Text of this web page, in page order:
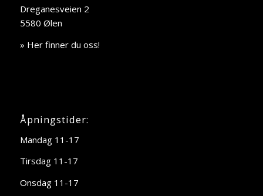
Dreganesveien 2
5580 Ølen
» Her finner du oss!
Åpningstider:
Mandag 11-17
Tirsdag 11-17
Onsdag 11-17